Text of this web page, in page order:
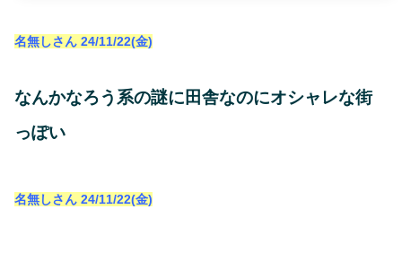
名無しさん 24/11/22(金)
なんかなろう系の謎に田舎なのにオシャレな街
っぽい
名無しさん 24/11/22(金)